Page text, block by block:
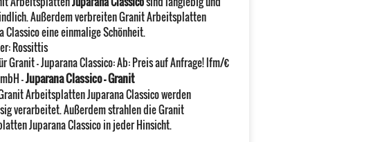
Außerdem verbreiten Granit Arbeitsplatten
Classico eine einmalige Schönheit.
Rossittis
Granit -Juparana Classico:Ab:Preis auf Anfrage!lfm/€
-Juparana Classico - Granit
Arbeitsplatten Juparana Classico werden
verarbeitet. Außerdem strahlen die Granit
Juparana Classico in jeder Hinsicht.